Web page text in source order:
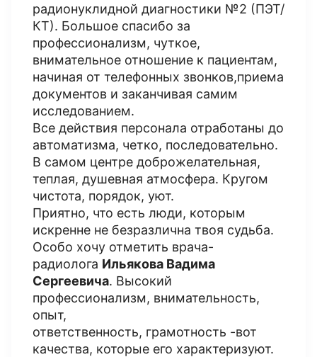
радионуклидной диагностики №2 (ПЭТ/
КТ). Большое спасибо за
профессионализм, чуткое,
внимательное отношение к пациентам,
начиная от телефонных звонков,приема
документов и заканчивая самим
исследованием.
Все действия персонала отработаны до
автоматизма, четко, последовательно.
В самом центре доброжелательная,
теплая, душевная атмосфера. Кругом
чистота, порядок, уют.
Приятно, что есть люди, которым
искренне не безразлична твоя судьба.
Особо хочу отметить врача-
радиолога Ильякова Вадима
Сергеевича. Высокий
профессионализм, внимательность,
опыт,
ответственность, грамотность -вот
качества, которые его характеризуют.